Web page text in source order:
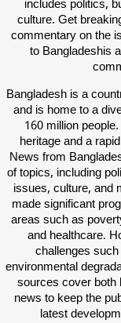
includes politics,
culture. Get
commentary on the
to Bangladeshis
Bangladesh is a
and is home to a
160 million
heritage and a
News from
of topics, including
issues, culture, and
made significant
areas such as
and healthcare.
challenges
environmental
sources cover both
news to keep the
latest